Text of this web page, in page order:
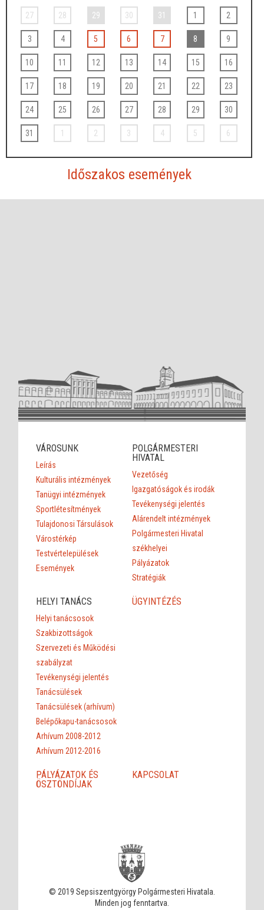
27 28 29 30 31 1 2
3 4 5 6 7 8 9
10 11 12 13 14 15 16
17 18 19 20 21 22 23
24 25 26 27 28 29 30
31 1 2 3 4 5 6
Időszakos események
VÁROSUNK
Leírás
Kulturális intézmények
Tanügyi intézmények
Sportlétesítmények
Tulajdonosi Társulások
Várostérkép
Testvértelepülések
Események
POLGÁRMESTERI
HIVATAL
Vezetőség
Igazgatóságok és irodák
Tevékenységi jelentés
Alárendelt intézmények
Polgármesteri Hivatal
székhelyei
Pályázatok
Stratégiák
HELYI TANÁCS
Helyi tanácsosok
Szakbizottságok
Szervezeti és Működési
szabályzat
Tevékenységi jelentés
Tanácsülések
Tanácsülések (arhívum)
Belépőkapu-tanácsosok
Arhívum 2008-2012
Arhívum 2012-2016
ÜGYINTÉZÉS
PÁLYÁZATOK ÉS
ÖSZTÖNDÍJAK
KAPCSOLAT
© 2019 Sepsiszentgyörgy Polgármesteri Hivatala.
Minden jog fenntartva.